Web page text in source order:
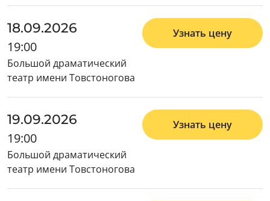
18.09.2026
19:00
Большой драматический
театр имени Товстоногова
Узнать цену
19.09.2026
19:00
Большой драматический
театр имени Товстоногова
Узнать цену